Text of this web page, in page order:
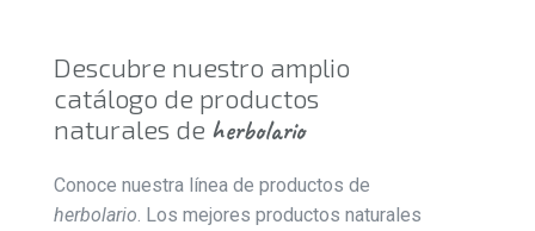
Descubre nuestro amplio
catálogo de productos
naturales de herbolario
Conoce nuestra línea de productos de
herbolario. Los mejores productos naturales